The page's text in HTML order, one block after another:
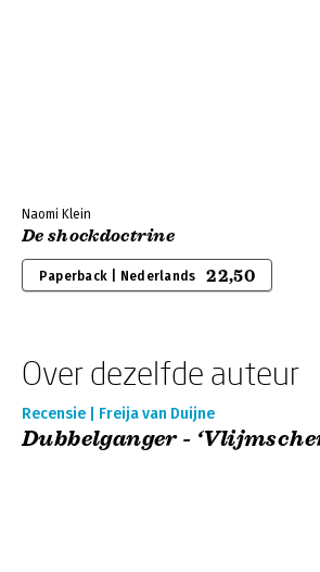
Naomi Klein
De shockdoctrine
Paperback | Nederlands 22,50
Over dezelfde auteur
Recensie | Freija van Duijne
Dubbelganger -